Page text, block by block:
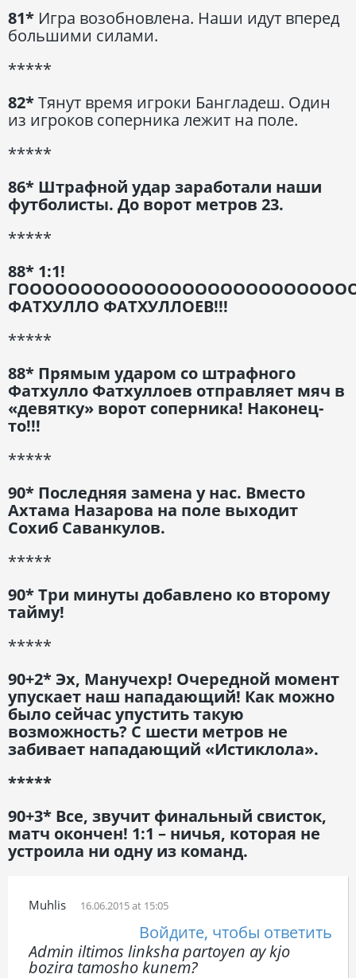
81* Игра возобновлена. Наши идут вперед
большими силами.
*****
82*Тянут время игроки Бангладеш. Один
из игроков соперника лежит на поле.
*****
86* Штрафной удар заработали наши
футболисты. До ворот метров 23.
*****
88* 1:1!
ФАТХУЛЛО ФАТХУЛЛОЕВ!!!
*****
88* Прямым ударом со штрафного
Фатхулло Фатхуллоев отправляет мяч в
«девятку» ворот соперника! Наконец-
то!!!
*****
90* Последняя замена у нас. Вместо
Ахтама Назарова на поле выходит
Сохиб Саванкулов.
*****
90* Три минуты добавлено ко второму
тайму!
*****
90+2* Эх, Манучехр! Очередной момент
упускает наш нападающий! Как можно
было сейчас упустить такую
возможность? С шести метров не
забивает нападающий «Истиклола».
*****
90+3* Все, звучит финальный свисток,
матч окончен! 1:1 – ничья, которая не
устроила ни одну из команд.
Muhlis 16.06.2015 at 15:05
Войдите, чтобы ответить
Admin iltimos linksha partoyen ay kjo
bozira tamosho kunem?